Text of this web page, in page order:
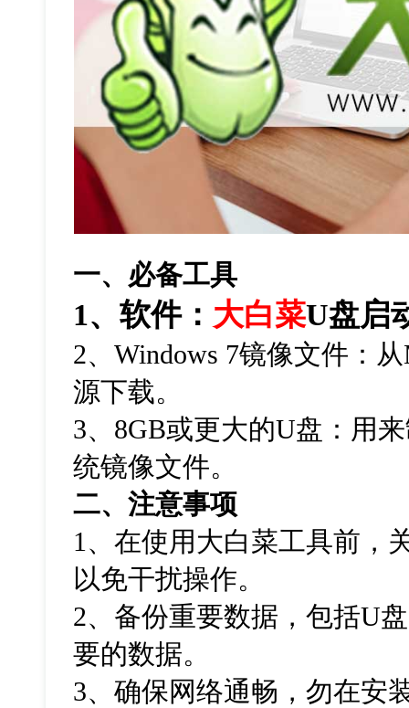
一、必备工具
1、软件： 大白菜U盘启
2、Windows 7镜像文件：从
源下载。
3、 8GB或更大的U盘：用
统镜像文件。
二、注意事项
1 、在使用大白菜工具前，
以免干扰操作。
2、备份重要数据，包括U
要的数据。
3、确保网络通畅，勿在安